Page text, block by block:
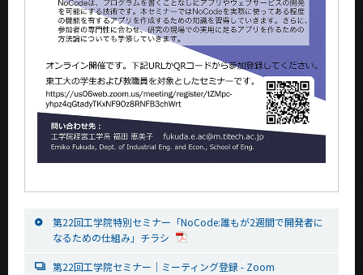
第22回工学院特別セミナー「NoCode:誰もが2週間で開発者に
なるための仕組み」チラシ
第22回工学院セミナー｜ミーティング登録 - Zoom